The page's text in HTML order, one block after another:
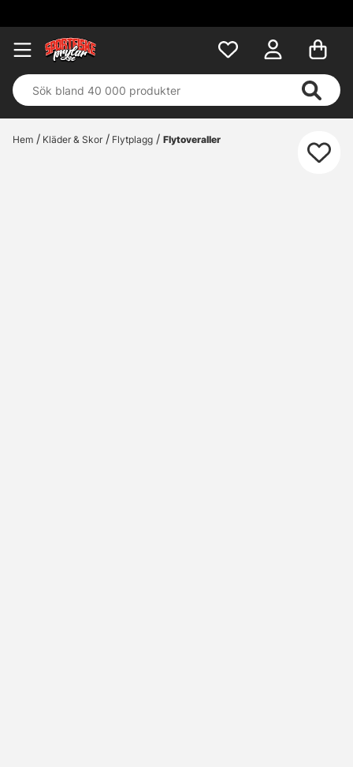
Hem Kläder & Skor Flytplagg Flytoveraller